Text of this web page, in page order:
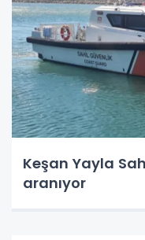
Keşan Yayla
aranıyor